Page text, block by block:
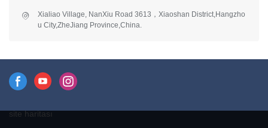
Xialiao Village, NanXiu Road 3613，Xiaoshan District,Hangzho
u City,ZheJiang Province,China.
site haritası